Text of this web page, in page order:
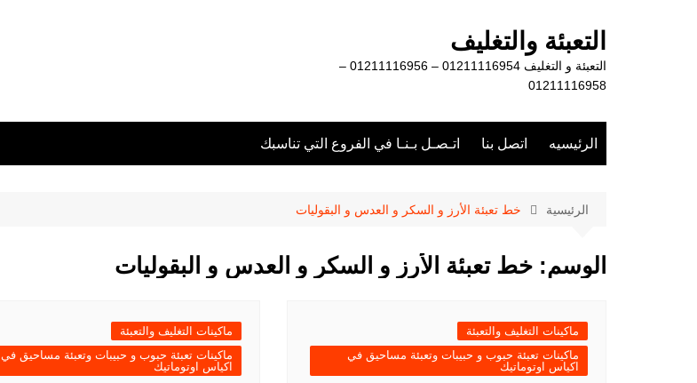
التعبئة والتغليف
التعبئة و التغليف 01211116954 – 01211116956 –
01211116958
الرئيسيه اتصل بنا اتـصـل بـنـا في الفروع التي تناسبك
الرئيسية خط تعبئة الأرز و السكر و العدس و البقوليات
الوسم: خط تعبئة الأرز و السكر و العدس و البقوليات
ماكينات التغليف والتعبئة
ماكينات تعبئة حبوب و حبيبات وتعبئة مساحيق في
اكياس اوتوماتيك
ماكينات التغليف والتعبئة
ماكينات تعبئة حبوب و حبيبات وتعبئة مساحيق في
اكياس اوتوماتيك